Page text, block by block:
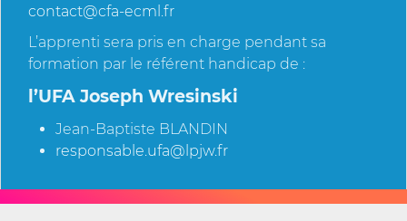
contact@cfa-ecml.fr
L’apprenti sera pris en charge pendant sa
formation par le référent handicap de :
l’UFA Joseph Wresinski
Jean-Baptiste BLANDIN
responsable.ufa@lpjw.fr